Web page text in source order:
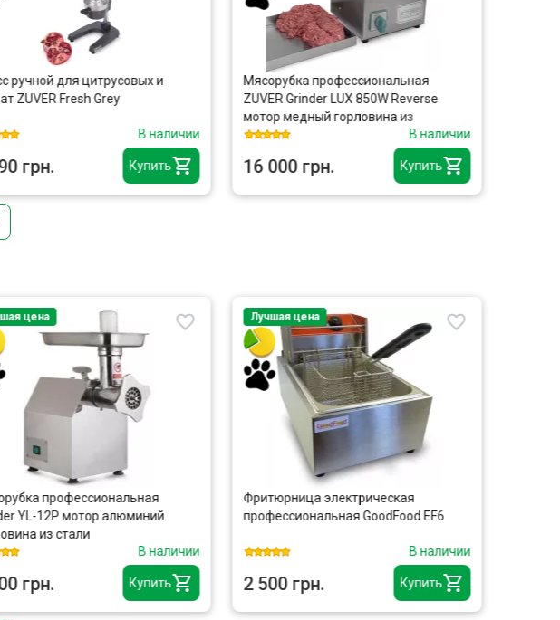
Купить
ручной для цитрусовых и
ZUVER Fresh Grey
В наличии
грн. Купить
Мясорубка профессиональная
ZUVER Grinder LUX 850W Reverse
мотор медный горловина из
нержавеющей стали
В наличии
16 000 грн.
Купить
цена
профессиональная
YL-12P мотор алюминий
из стали
В наличии
грн. Купить
Лучшая цена
Фритюрница электрическая
профессиональная GoodFood EF6
В наличии
2 500 грн.